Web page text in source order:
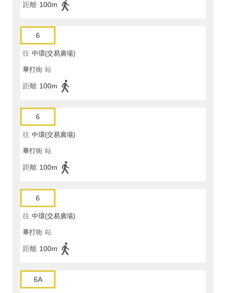
距離 100m
6
往 中環(交易廣場)
畢打街 站
距離 100m
6
往 中環(交易廣場)
畢打街 站
距離 100m
6
往 中環(交易廣場)
畢打街 站
距離 100m
6A